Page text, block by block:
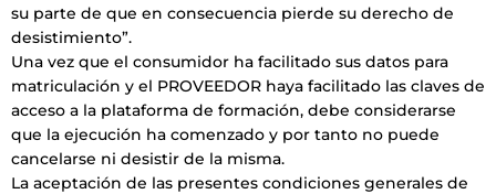
su parte de que en consecuencia pierde su derecho de
desistimiento”.
Una vez que el consumidor ha facilitado sus datos para
matriculación y el PROVEEDOR haya facilitado las claves de
acceso a la plataforma de formación, debe considerarse
que la ejecución ha comenzado y por tanto no puede
cancelarse ni desistir de la misma.
La aceptación de las presentes condiciones generales de